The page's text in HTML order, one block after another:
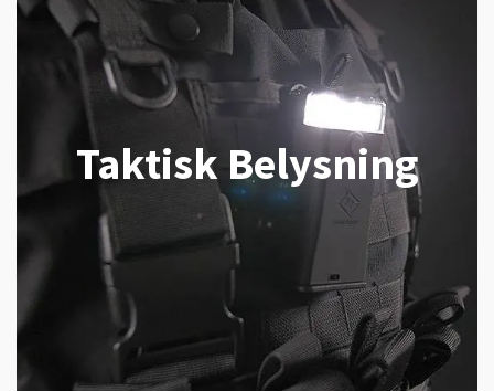
Taktisk Belysning